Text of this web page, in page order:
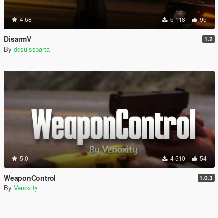
4.68 6 118 95
DisarmV 1.2
By desuissparta
5.0 4 510 54
WeaponControl 1.0.3
By Venoxity